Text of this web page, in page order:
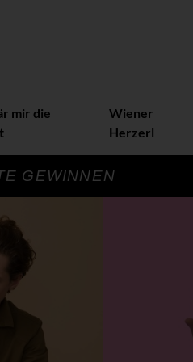
mir die
Wiener
Herzerl
GEWINNEN